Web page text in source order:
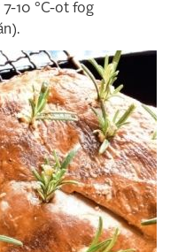
10 °C-ot fog